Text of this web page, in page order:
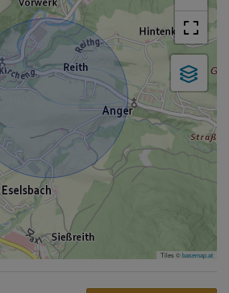
Tiles ©basemap.at